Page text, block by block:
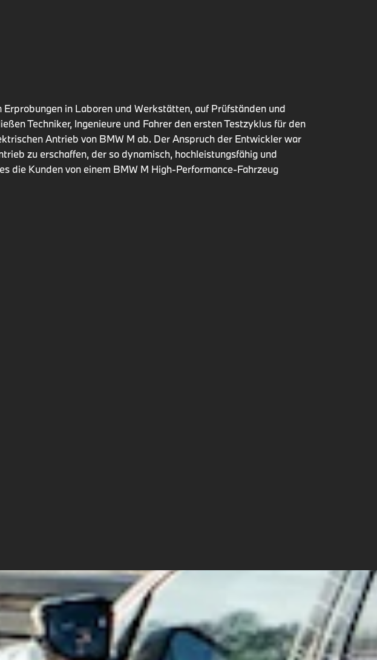
Erprobungen in Laboren und Werkstätten, auf Prüfständen und
Techniker, Ingenieure und Fahrer den ersten Testzyklus für den
Antrieb von BMW M ab. Der Anspruch der Entwickler war
zu erschaffen, der so dynamisch, hochleistungsfähig und
die Kunden von einem BMW M High-Performance-Fahrzeug